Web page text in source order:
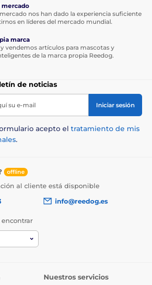
mercado
nos han dado la experiencia suficiente
en líderes del mercado mundial.
marca
vendemos artículos para mascotas y
de la marca propia Reedog.
de noticias
su e-mail Iniciar sesión
acepto el tratamiento de mis
.
offline
al cliente está disponible
info@reedog.es
Nuestros servicios